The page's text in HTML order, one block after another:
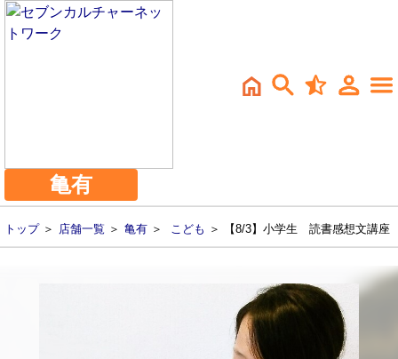
亀有
トップ＞ 店舗一覧 ＞ 亀有 ＞ こども ＞ 【8/3】小学生 読書感想文講座